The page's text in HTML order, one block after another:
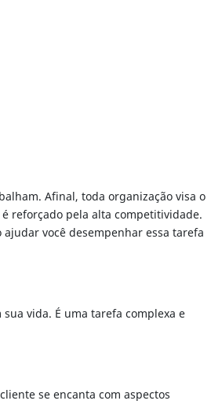
Afinal, toda organização visa o
reforçado pela alta competitividade.
você desempenhar essa tarefa
vida. É uma tarefa complexa e
se encanta com aspectos